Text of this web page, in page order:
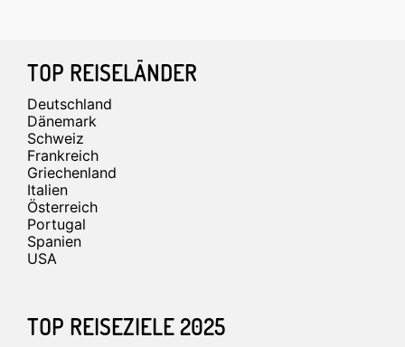
Footer
TOP REISELÄNDER
Deutschland
Dänemark
Schweiz
Frankreich
Griechenland
Italien
Österreich
Portugal
Spanien
USA
TOP REISEZIELE 2025